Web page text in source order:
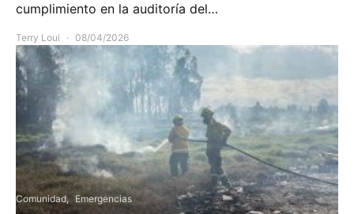
cumplimiento en la auditoría del…
Terry Loui 08/04/2026
Comunidad Emergencias